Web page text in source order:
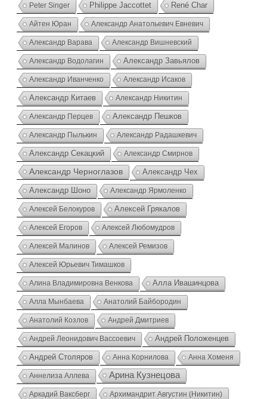
Peter Singer Philippe Jaccottet René Char
Айтен Юран Александр Анатольевич Евневич
Александр Варава Александр Вишневский
Александр Водолагин Александр Завьялов
Александр Иванченко Александр Исаков
Александр Китаев Александр Никитин
Александр Перцев Александр Пешков
Александр Пылькин Александр Радашкевич
Александр Секацкий Александр Смирнов
Александр Черноглазов Александр Чех
Александр Шоно Александр Ярмоленко
Алексей Белокуров Алексей Грякалов
Алексей Егоров Алексей Любомудров
Алексей Малинов Алексей Ремизов
Алексей Юрьевич Тимашков
Алина Владимировна Венкова Алла Ивашинцова
Алла Мынбаева Анатолий Байбородин
Анатолий Козлов Андрей Дмитриев
Андрей Леонидович Вассоевич Андрей Положенцев
Андрей Столяров Анна Корнилова Анна Хоменя
Аннелиза Аллева Арина Кузнецова
Аркадий Ваксберг Архимандрит Августин (Никитин)